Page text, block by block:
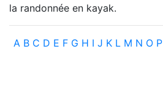
la randonnée en kayak.
A B C D E F G H I J K L M N O P